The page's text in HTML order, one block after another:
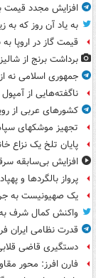
افزایش مجدد قیمت
به یاد آن روز که به
قیمت گاز در اروپا به
برداشت برنج از
جمهوری اسلامی نه
ناگفته‌هایی از
کشورهای عربی از
تجهیز موشکهای
پایان تلخ یک نزاع
افزایش بی‌سابقه
پرواز بالگردها و
یک صهیونیست به
واکنش کمال شرف
قدرت نظامی ایران
دستگیری قاضی
فارن افرز: محور